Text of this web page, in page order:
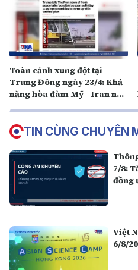
Toàn cảnh xung đột tại
Trung Đông ngày 23/4: Khả
năng hòa đàm Mỹ - Iran nối
TIN CÙNG CHUYÊN
7/8:
đồng
Việt
6/8/